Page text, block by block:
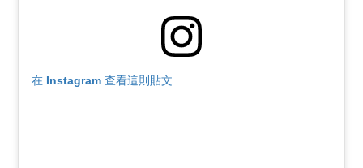
在 Instagram 查看這則貼文